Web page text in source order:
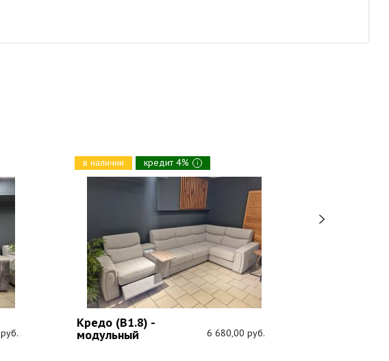
в наличии кредит 4% i
Кредо (В1.8) -
модульный 6 680,00 руб.